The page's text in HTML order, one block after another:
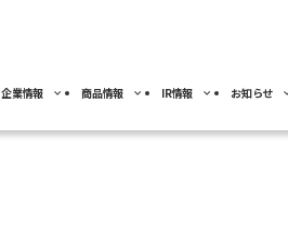
企業情報 商品情報 IR情報 お知らせ